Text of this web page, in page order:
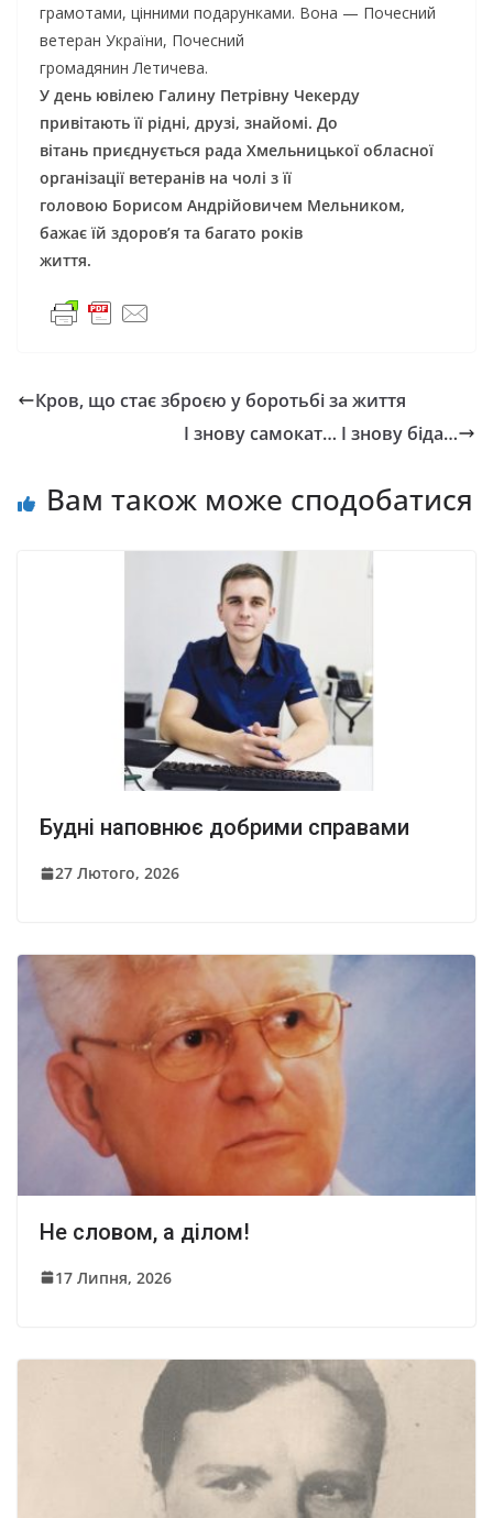
грамотами, цінними подарунками. Вона — Почесний
ветеран України, Почесний
громадянин Летичева.
У день ювілею Галину Петрівну Чекерду
привітають її рідні, друзі, знайомі. До
вітань приєднується рада Хмельницької обласної
організації ветеранів на чолі з її
головою Борисом Андрійовичем Мельником,
бажає їй здоров’я та багато років
життя.
Кров, що стає зброєю у боротьбі за життя
І знову самокат… І знову біда…
Вам також може сподобатися
Будні наповнює добрими справами
27 Лютого, 2026
Не словом, а ділом!
17 Липня, 2026